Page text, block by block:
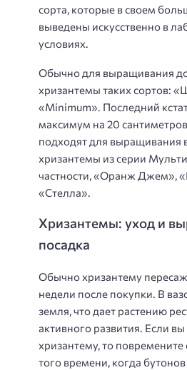
сорта, которые в своем
выведены искусственно в
условиях.
Обычно для выращивания
хризантемы таких сортов:
«Minimum». Последний
максимум на 20
подходят для выращивания
хризантемы из серии
частности, «Оранж Джем»,
«Стелла».
Хризантемы: уход и
посадка
Обычно хризантему
недели после покупки. В
земля, что дает растению
активного развития. Если
хризантему, то повремените
того времени, когда